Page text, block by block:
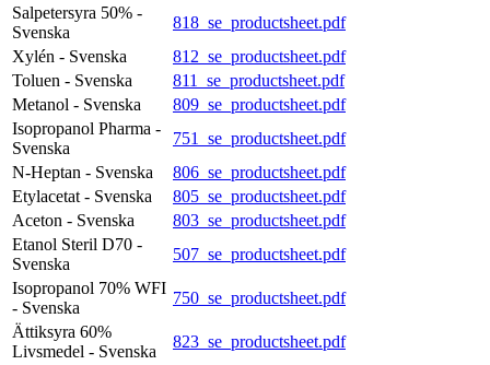
Salpetersyra 50% -
Svenska
818_se_productsheet.pdf
Xylén - Svenska
812_se_productsheet.pdf
Toluen - Svenska
811_se_productsheet.pdf
Metanol - Svenska
809_se_productsheet.pdf
Isopropanol Pharma -
Svenska
751_se_productsheet.pdf
N-Heptan - Svenska
806_se_productsheet.pdf
Etylacetat - Svenska
805_se_productsheet.pdf
Aceton - Svenska
803_se_productsheet.pdf
Etanol Steril D70 -
Svenska
507_se_productsheet.pdf
Isopropanol 70% WFI
- Svenska
750_se_productsheet.pdf
Ättiksyra 60%
Livsmedel - Svenska
823_se_productsheet.pdf